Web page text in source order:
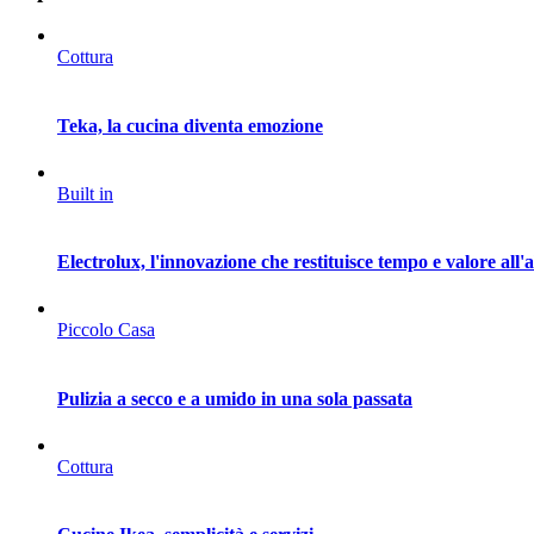
Cottura
Teka, la cucina diventa emozione
Built in
Electrolux, l'innovazione che restituisce tempo e valore
Piccolo Casa
Pulizia a secco e a umido in una sola passata
Cottura